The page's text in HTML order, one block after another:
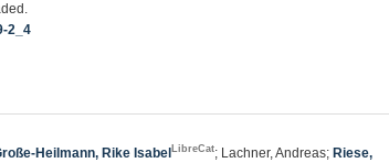
2_4
Heilmann, Rike IsabelLibreCat; Lachner, Andreas; Riese,